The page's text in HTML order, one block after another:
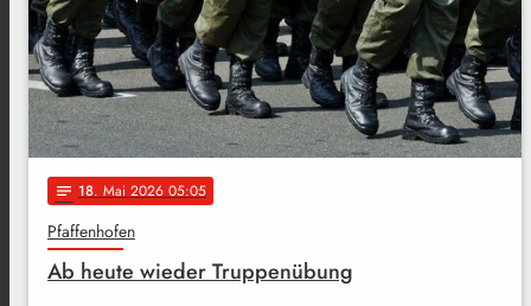
notes 18. Mai 2026 05:05
Pfaffenhofen
Ab heute wieder Truppenübung